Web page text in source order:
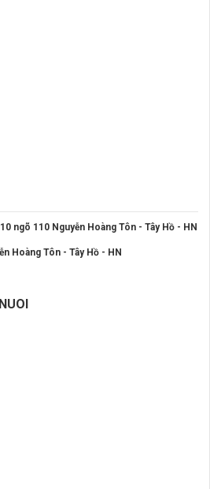
ngõ 110 Nguyễn Hoàng Tôn - Tây Hồ - HN
Hoàng Tôn - Tây Hồ - HN